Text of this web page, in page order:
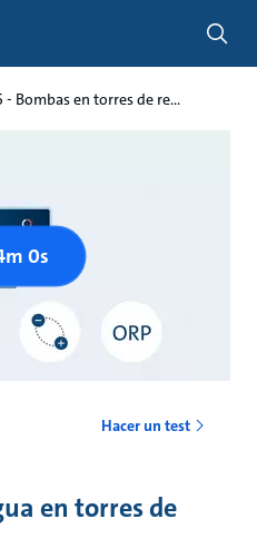
- Bombas en torres de re...
0s
Hacer un test
en torres de